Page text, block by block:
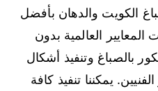
الكويت والدهان بأفضل
العالمية بدون
بالصباغ وتنفيذ أشكال
يمكننا تنفيذ كافة